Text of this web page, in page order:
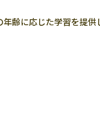
齢に応じた学習を提供